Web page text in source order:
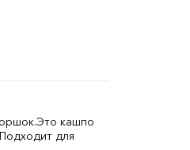
Это кашпо
Подходит для